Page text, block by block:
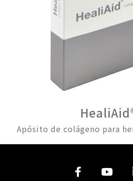
Apósito de colágeno para